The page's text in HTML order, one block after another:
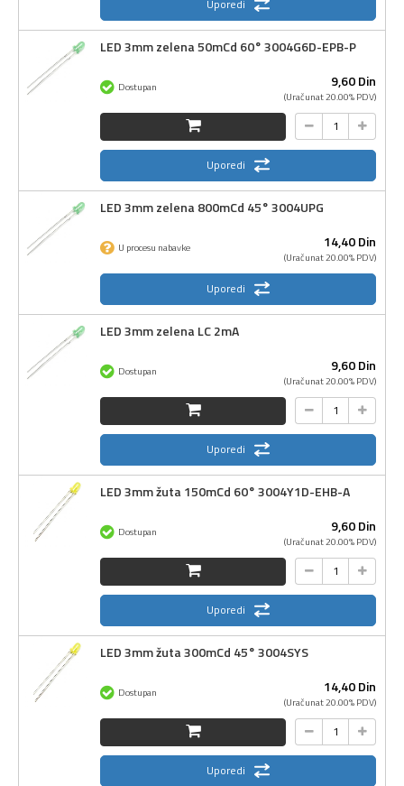
Uporedi
LED 3mm zelena 50mCd 60° 3004G6D-EPB-P
9,60Din
(Uračunat 20.00% PDV)
Dostupan
Uporedi
LED 3mm zelena 800mCd 45° 3004UPG
14,40Din
(Uračunat 20.00% PDV)
U procesu nabavke
Uporedi
LED 3mm zelena LC 2mA
9,60Din
(Uračunat 20.00% PDV)
Dostupan
Uporedi
LED 3mm žuta 150mCd 60° 3004Y1D-EHB-A
9,60Din
(Uračunat 20.00% PDV)
Dostupan
Uporedi
LED 3mm žuta 300mCd 45° 3004SYS
14,40Din
(Uračunat 20.00% PDV)
Dostupan
Uporedi